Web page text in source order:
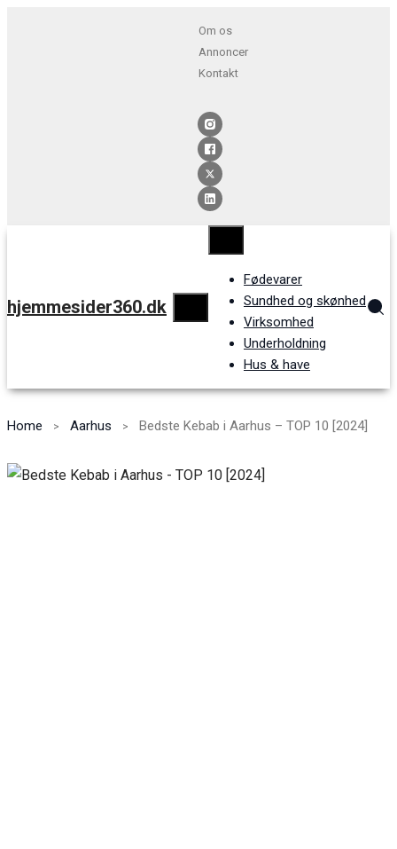
Om os
Annoncer
Kontakt
hjemmesider360.dk
Fødevarer
Sundhed og skønhed
Virksomhed
Underholdning
Hus & have
Home Aarhus Bedste Kebab i Aarhus – TOP 10 [2024]